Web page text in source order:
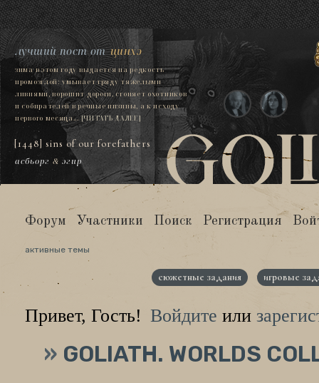
[1448] sins of our forefathers
асбьорг & эгир
лучший пост отцинхэ
зима в этом году выдается на редкость
промозглой: умывает гряду тяжелыми
ливнями, ворошит дороги, сгоняет охотников
и собирателей в речные низины, а к исходу
первого месяца...[ЧИТАТЬ ДАЛЕЕ]
Форум Участники Поиск Регистрация
активные темы
сюжетные задания игровые
Привет, Гость! Войдите или
» GOLIATH. WORLDS